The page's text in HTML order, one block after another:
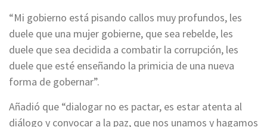
“Mi gobierno está pisando callos muy profundos, les
duele que una mujer gobierne, que sea rebelde, les
duele que sea decidida a combatir la corrupción, les
duele que esté enseñando la primicia de una nueva
forma de gobernar”.
Añadió que “dialogar no es pactar, es estar atenta al
diálogo y convocar a la paz, que nos unamos y hagamos